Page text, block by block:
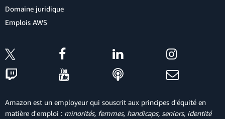
Domaine juridique
Emplois AWS
Amazon est un employeur qui souscrit aux principes d'équité en
matière d'emploi : minorités, femmes, handicaps, seniors, identité